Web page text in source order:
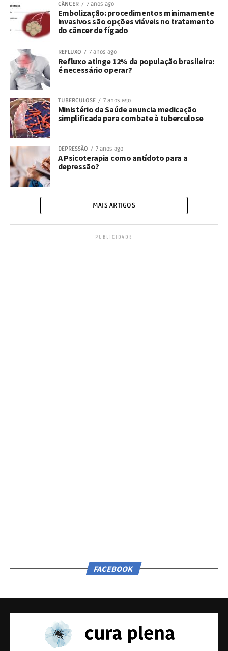
CÂNCER 7 anos ago
Embolização: procedimentos minimamente
invasivos são opções viáveis no tratamento
do câncer de fígado
REFLUXO 7 anos ago
Refluxo atinge 12% da população brasileira:
é necessário operar?
TUBERCULOSE 7 anos ago
Ministério da Saúde anuncia medicação
simplificada para combate à tuberculose
DEPRESSÃO 7 anos ago
A Psicoterapia como antídoto para a
depressão?
MAIS ARTIGOS
PUBLICIDADE
FACEBOOK